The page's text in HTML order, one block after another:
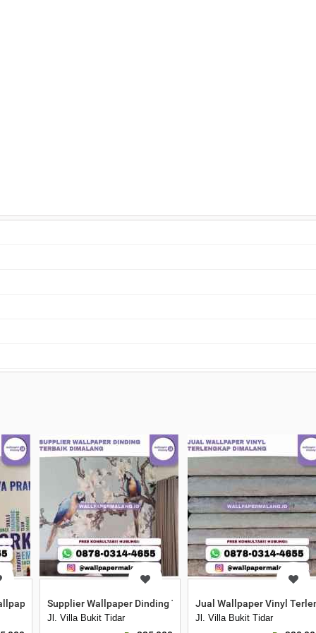
Custom Dimalang
Supplier Wallpaper Dinding Terbaik Dimalang
Jl. Villa Bukit Tidar
Jual Wallpaper Vinyl
Jl. Villa Bukit Tidar